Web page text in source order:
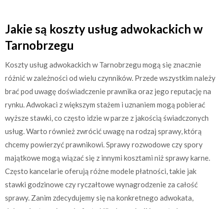
Jakie są koszty usług adwokackich w
Tarnobrzegu
Koszty usług adwokackich w Tarnobrzegu mogą się znacznie
różnić w zależności od wielu czynników. Przede wszystkim należy
brać pod uwagę doświadczenie prawnika oraz jego reputację na
rynku. Adwokaci z większym stażem i uznaniem mogą pobierać
wyższe stawki, co często idzie w parze z jakością świadczonych
usług. Warto również zwrócić uwagę na rodzaj sprawy, którą
chcemy powierzyć prawnikowi. Sprawy rozwodowe czy spory
majątkowe mogą wiązać się z innymi kosztami niż sprawy karne.
Często kancelarie oferują różne modele płatności, takie jak
stawki godzinowe czy ryczałtowe wynagrodzenie za całość
sprawy. Zanim zdecydujemy się na konkretnego adwokata,